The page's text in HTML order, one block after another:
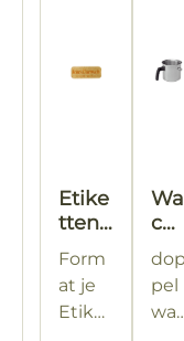
Etike
tten
"Rein
es
Bien
enw
Form
at je
Etiket
Wa
chs
Gie
ßto
pf
dop
pel
wa